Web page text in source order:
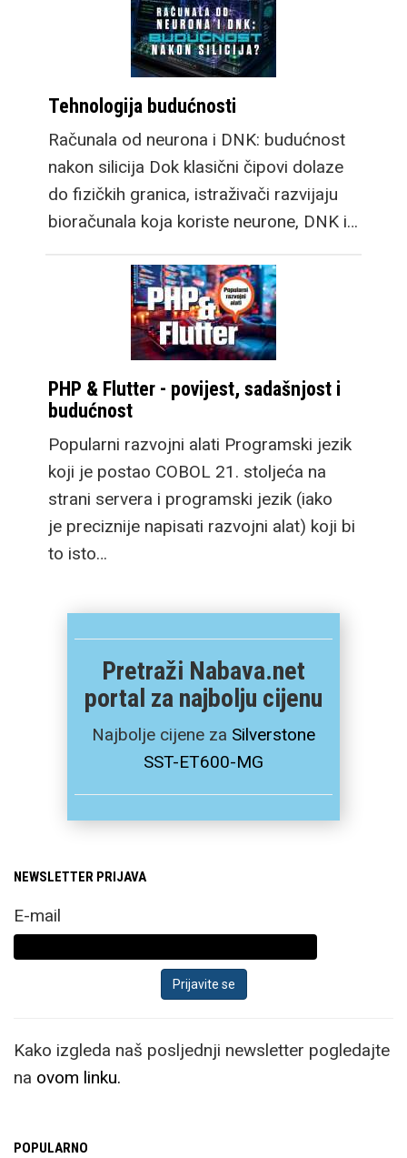
Tehnologija budućnosti
Računala od neurona i DNK: budućnost
nakon silicija Dok klasični čipovi dolaze
do fizičkih granica, istraživači razvijaju
bioračunala koja koriste neurone, DNK i…
PHP & Flutter - povijest, sadašnjost i
budućnost
Popularni razvojni alati Programski jezik
koji je postao COBOL 21. stoljeća na
strani servera i programski jezik (iako
je preciznije napisati razvojni alat) koji bi
to isto…
Pretraži Nabava.net
portal za najbolju cijenu
Najbolje cijene za Silverstone
SST-ET600-MG
NEWSLETTER PRIJAVA
E-mail
Kako izgleda naš posljednji newsletter pogledajte
na ovom linku.
POPULARNO